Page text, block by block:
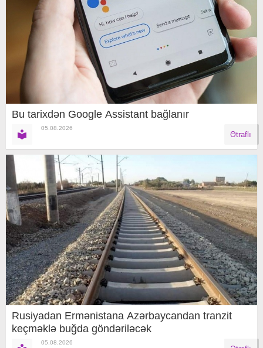
Bu tarixdən Google Assistant bağlanır
05.08.2026
Ətraflı
Rusiyadan Ermənistana Azərbaycandan tranzit
keçməklə buğda göndəriləcək
05.08.2026